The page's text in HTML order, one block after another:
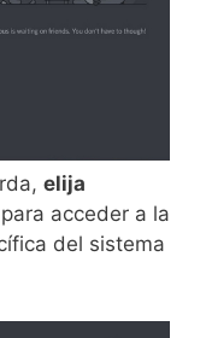
elija
para acceder a la
del sistema